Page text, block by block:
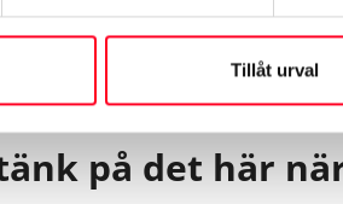
Tillåt urval
på det här